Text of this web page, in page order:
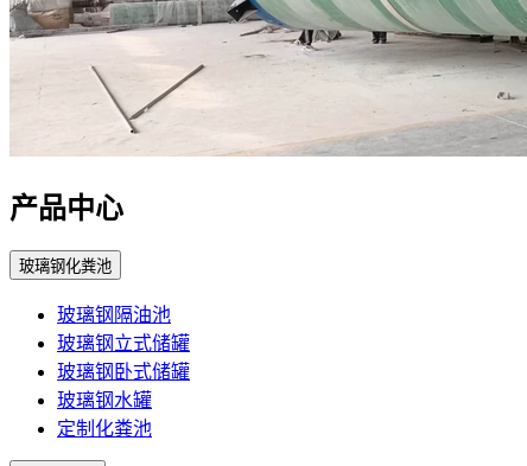
产品中心
玻璃钢化粪池
玻璃钢隔油池
玻璃钢立式储罐
玻璃钢卧式储罐
玻璃钢水罐
定制化粪池